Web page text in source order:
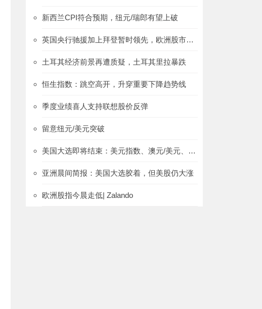
新西兰CPI符合预期，纽元/瑞郎有望上破
英国央行驰援加上拜登暂时领先，欧洲股市有望高开
土耳其经济前景再遭质疑，土耳其里拉暴跌
恒生指数：跳空高开，升穿重要下降趋势线
季度业绩喜人支持联想股价反弹
留意纽元/美元突破
美国大选即将结束：美元指数、澳元/美元、欧元/英镑
亚洲晨间简报：美国大选胶着，但美股仍大涨
欧洲股指今晨走低| Zalando